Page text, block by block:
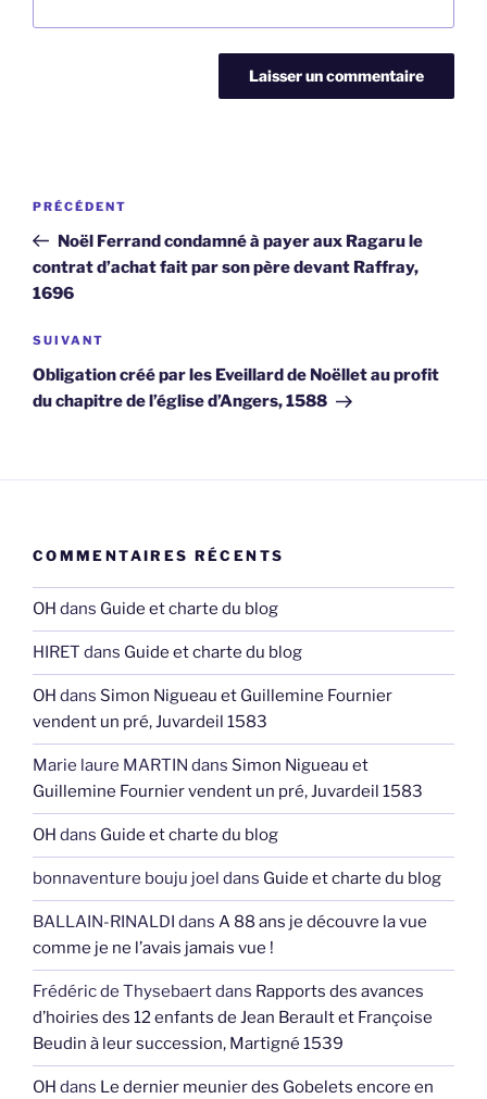
Navigation
l’article
Article
précédent
PRÉCÉDENT
Noël Ferrand condamné à payer aux Ragaru le
contrat d’achat fait par son père devant Raffray,
1696
Article
suivant
SUIVANT
Obligation créé par les Eveillard de Noëllet au profit
du chapitre de l’église d’Angers, 1588
COMMENTAIRES RÉCENTS
OH dans Guide et charte du blog
HIRET dans Guide et charte du blog
OH dans Simon Nigueau et Guillemine Fournier
vendent un pré, Juvardeil 1583
Marie laure MARTIN dans Simon Nigueau et
Guillemine Fournier vendent un pré, Juvardeil 1583
OH dans Guide et charte du blog
bonnaventure bouju joel dans Guide et charte du blog
BALLAIN-RINALDI dans A 88 ans je découvre la vue
comme je ne l’avais jamais vue !
Frédéric de Thysebaertdans Rapports des avances
d’hoiries des 12 enfants de Jean Berault et Françoise
Beudin à leur succession, Martigné 1539
OH dans Le dernier meunier des Gobelets encore en